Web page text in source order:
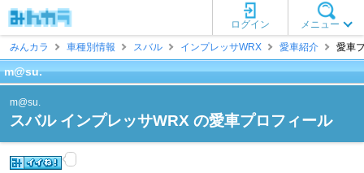
メニュー
ログイン
みんカラ
車種別情報 スバル インプレッサWRX 愛車紹介 愛車
m@su.
m@su.
スバル インプレッサWRX の愛車プロフィール